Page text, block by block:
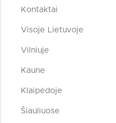
Kontaktai
Visoje Lietuvoje
Vilniuje
Kaune
Klaipėdoje
Šiauliuose